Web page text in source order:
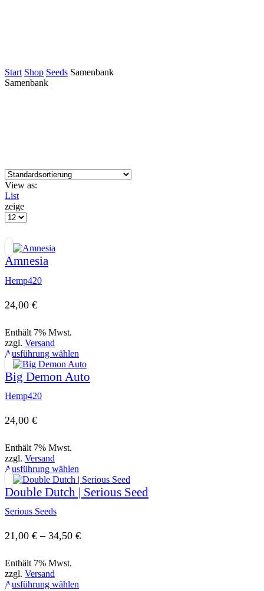
Start Shop Seeds Samenbank
Samenbank
View as:
List
zeige
Products
Amnesia
Hemp420
24,00 €
Enthält 7% Mwst.
zzgl. Versand
Ausführung wählen
Produkt
weist
mehrere
Produktseite
gewählt
werden
Big Demon Auto
Hemp420
24,00 €
Enthält 7% Mwst.
zzgl. Versand
Ausführung wählen
Produkt
weist
mehrere
Die
Optionen
Produktseite
Double Dutch | Serious Seed
Serious Seeds
21,00 € – 34,50 €Preisspanne:
Enthält 7% Mwst.
zzgl. Versand
Ausführung wählen